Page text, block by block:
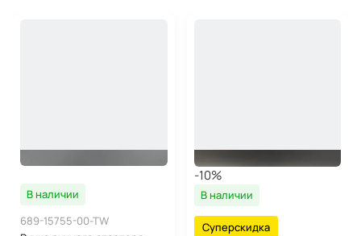
В наличии
689-15755-00-TW
-10%
В наличии
Суперскидка